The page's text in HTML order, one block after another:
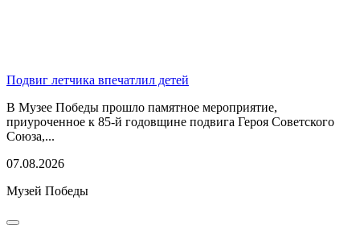
Подвиг летчика впечатлил детей
В Музее Победы прошло памятное мероприятие,
приуроченное к 85-й годовщине подвига Героя Советского
Союза,...
07.08.2026
Музей Победы